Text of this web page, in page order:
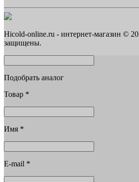
Hicold-online.ru - интернет-магазин ©
защищены.
Подобрать аналог
Товар *
Имя *
E-mail *